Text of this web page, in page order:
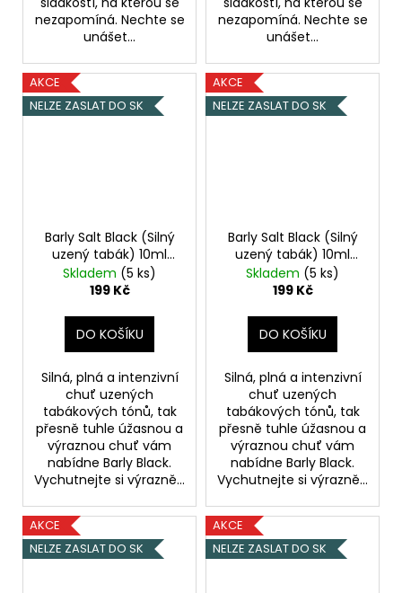
nezapomíná. Nechte se
unášet...
nezapomíná. Nechte se
unášet...
AKCE
NELZE ZASLAT DO SK
Barly Salt Black (Silný
uzený tabák) 10ml
20mg
Skladem (5 ks)
199 Kč
DO KOŠÍKU
Silná, plná a intenzivní
chuť uzených
tabákových tónů, tak
přesně tuhle úžasnou a
výraznou chuť vám
nabídne Barly Black.
Vychutnejte si výrazně...
AKCE
NELZE ZASLAT DO SK
Barly Salt Black (Silný
uzený tabák) 10ml
10mg
Skladem (5 ks)
199 Kč
DO KOŠÍKU
Silná, plná a intenzivní
chuť uzených
tabákových tónů, tak
přesně tuhle úžasnou a
výraznou chuť vám
nabídne Barly Black.
Vychutnejte si výrazně...
AKCE
NELZE ZASLAT DO SK
AKCE
NELZE ZASLAT DO SK